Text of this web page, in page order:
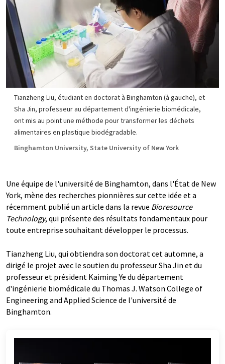
Tianzheng Liu, étudiant en doctorat à Binghamton (à gauche), et
Sha Jin, professeur au département d'ingénierie biomédicale,
ont mis au point une méthode pour transformer les déchets
alimentaires en plastique biodégradable.
Binghamton University, State University of New York
Une équipe de l'université de Binghamton, dans l'État de New
York, mène des recherches pionnières sur cette idée et a
récemment publié un article dans la revue Bioresource
Technology, qui présente des résultats fondamentaux pour
toute entreprise souhaitant développer le processus.
Tianzheng Liu, qui obtiendra son doctorat cet automne, a
dirigé le projet avec le soutien du professeur Sha Jin et du
professeur et président Kaiming Ye du département
d'ingénierie biomédicale du Thomas J. Watson College of
Engineering and Applied Science de l'université de
Binghamton.